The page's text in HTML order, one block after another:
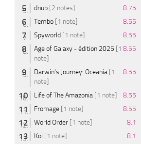
dnup [2 notes]
8.75
Tembo [1 note]
8.55
Spyworld [1 note]
8.55
Age of Galaxy - édition 2025 [1
note]
8.55
Darwin's Journey: Oceania [1
note]
8.55
Life of The Amazonia [1 note]
8.55
Fromage [1 note]
8.55
World Order [1 note]
8.1
Koi [1 note]
8.1